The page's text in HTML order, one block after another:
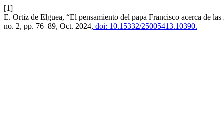
[1]
E. Ortiz de Elguea, “El pensamiento del papa Francisco acerca de
no. 2, pp. 76–89, Oct. 2024, doi: 10.15332/25005413.10390.